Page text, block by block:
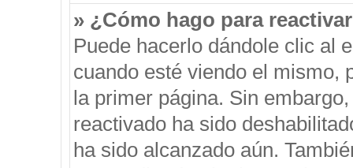
» ¿Cómo hago para
Puede hacerlo dándole clic al
cuando esté viendo el mismo,
la primer página. Sin
reactivado ha sido
ha sido alcanzado aún.